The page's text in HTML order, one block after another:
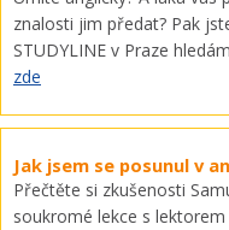
znalosti jim předat? Pak
STUDYLINE v Praze
zde
Jak jsem se posunul v
Přečtěte si zkušenosti
soukromé lekce s